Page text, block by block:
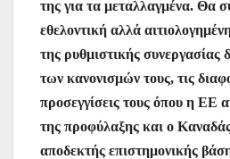
της για τα μεταλλαγμένα. Θα
εθελοντική αλλά
της ρυθμιστικής συνεργασίας
των κανονισμών τους, τις
προσεγγίσεις τους όπου η ΕΕ
της προφύλαξης και ο
αποδεκτής επιστημονικής